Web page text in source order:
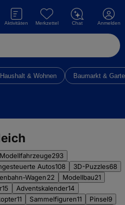
Aktivitäten Merkzettel Chat Anmelden
Haushalt & Wohnen Baumarkt &
Modellfahrzeuge293
Autos108 3D-Puzzles68
Wagen22 Modellbau21
15 Adventskalender14
11 Sammelfiguren11 Pinsel9